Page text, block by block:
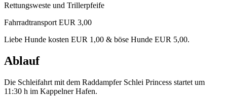
Rettungsweste und Trillerpfeife
Fahrradtransport EUR 3,00
Liebe Hunde kosten EUR 1,00 & böse Hunde EUR 5,00.
Ablauf
Die Schleifahrt mit dem Raddampfer Schlei Princess startet um
11:30 h im Kappelner Hafen.